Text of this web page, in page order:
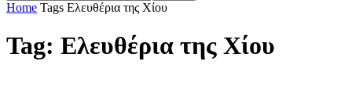
Home Tags Ελευθέρια της Χίου
Tag: Ελευθέρια της Χίου